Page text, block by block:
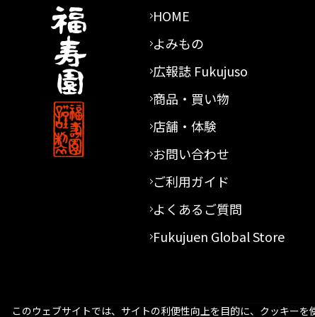
HOME
よみもの
広報誌 Fukujuso
商品・買い物
店舗・体験
お問い合わせ
ご利用ガイド
よくあるご質問
Fukujuen Global Store
このウェブサイトでは、サイトの利便性向上を目的に、クッキー